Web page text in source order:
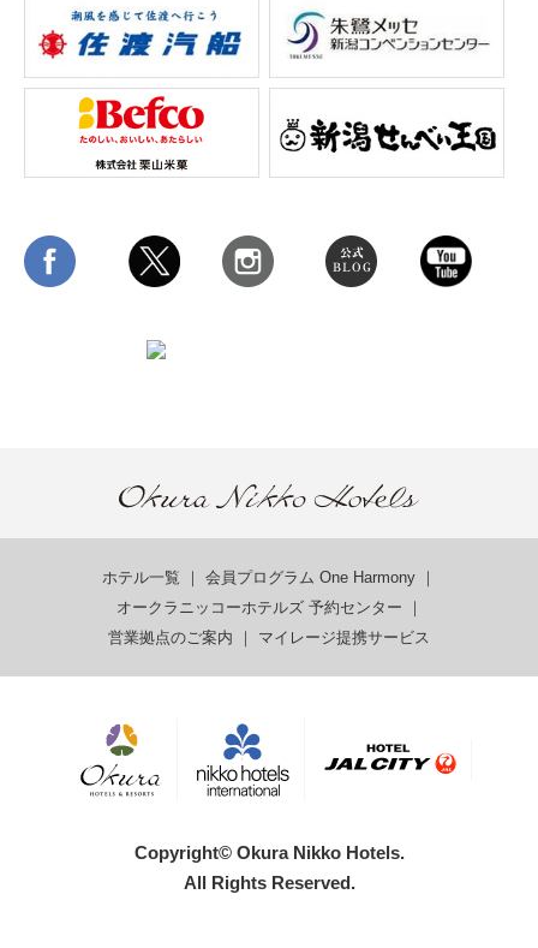
ホテル一覧 ｜ 会員プログラム One Harmony ｜
オークラニッコーホテルズ 予約センター ｜
営業拠点のご案内 ｜ マイレージ提携サービス
Copyright© Okura Nikko Hotels.
All Rights Reserved.